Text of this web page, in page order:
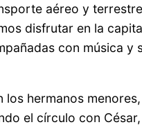
aéreo y
disfrutar en la
con música
hermanos
el círculo con